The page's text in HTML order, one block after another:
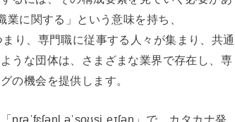
に関する」という意味を持ち、
り、専門職に従事する人々が集まり、共通
うな団体は、さまざまな業界で存在し、専
の機会を提供します。
əˈsoʊsiˌeɪʃən」で、カタカナ発